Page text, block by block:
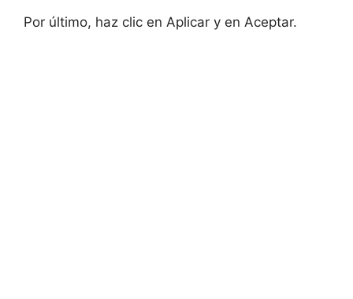
Por último, haz clic en Aplicar y en Aceptar.